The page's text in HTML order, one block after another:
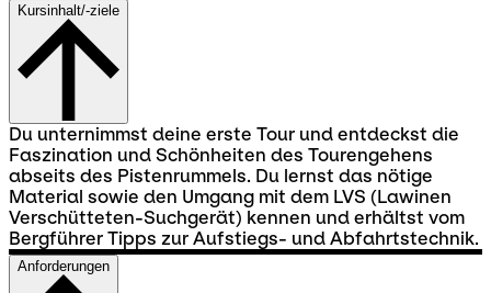
Kursinhalt/-ziele
Du unternimmst deine erste Tour und entdeckst die
Faszination und Schönheiten des Tourengehens
abseits des Pistenrummels. Du lernst das nötige
Material sowie den Umgang mit dem LVS (Lawinen
Verschütteten-Suchgerät) kennen und erhältst vom
Bergführer Tipps zur Aufstiegs- und Abfahrtstechnik.
Anforderungen